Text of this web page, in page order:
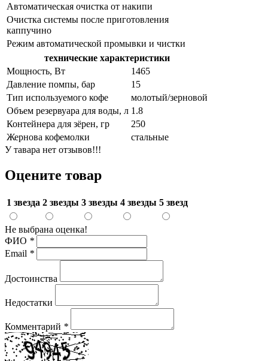
Автоматическая очистка от накипи
Очистка системы после приготовления
каппучино
Режим автоматической промывки и чистки
технические характеристики
Мощность, Вт
1465
Давление помпы, бар
15
Тип используемого кофе
молотый/зерновой
Объем резервуара для воды, л 1.8
Контейнера для зёрен, гр
250
Жернова кофемолки
стальные
У тавара нет отзывов!!!
Оцените товар
1 звезда 2 звезды 3 звезды 4 звезды 5 звезд
Не выбрана оценка!
ФИО *
Email *
Достоинства
Недостатки
Комментарий *